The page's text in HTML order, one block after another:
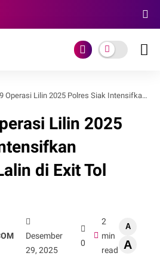
Lilin 2025 Polres Siak Intensifkan Pengaturan Lalin di Exit Tol Minas
Lilin 2025
di Exit Tol
Desember
29, 2025
0
2
min
read
A
A